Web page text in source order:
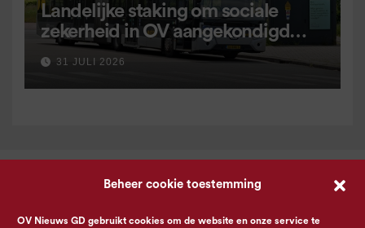
Beheer cookie toestemming
OV Nieuws GD gebruikt cookies om de website en onze service te
Landelijke staking om sociale
zekerheid in OV aangekondigd
voor 9 september
31 JULI 2026